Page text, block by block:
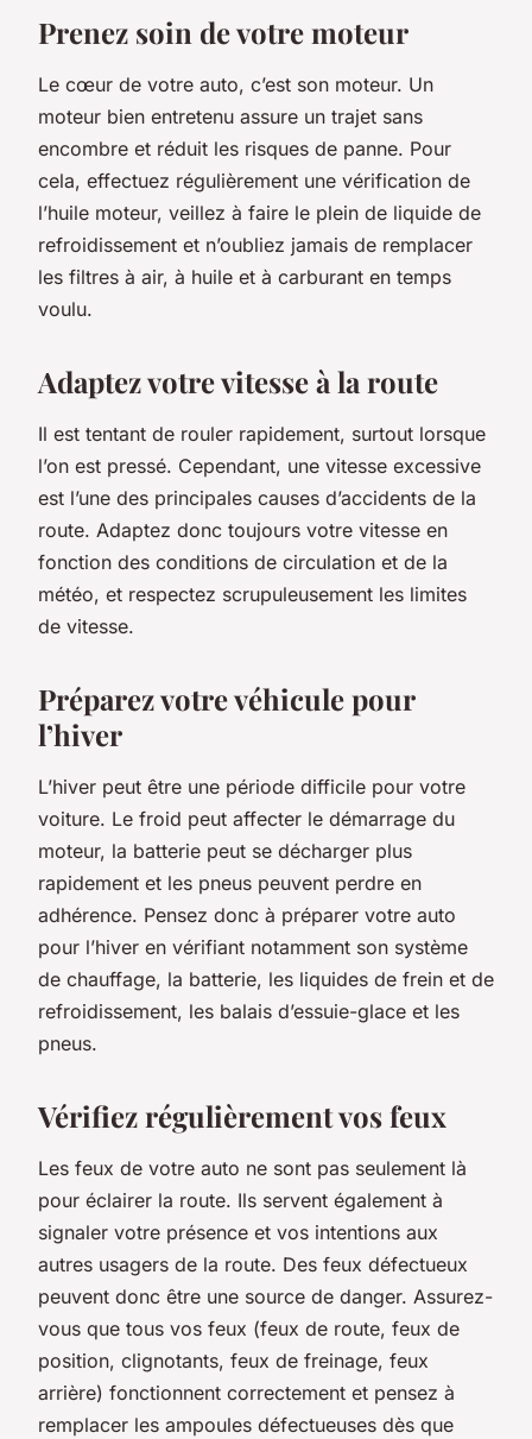
Prenez soin de votre moteur
Le cœur de votre auto, c’est son moteur. Un
moteur bien entretenu assure un trajet sans
encombre et réduit les risques de panne. Pour
cela, effectuez régulièrement une vérification de
l’huile moteur, veillez à faire le plein de liquide de
refroidissement et n’oubliez jamais de remplacer
les filtres à air, à huile et à carburant en temps
voulu.
Adaptez votre vitesse à la route
Il est tentant de rouler rapidement, surtout lorsque
l’on est pressé. Cependant, une vitesse excessive
est l’une des principales causes d’accidents de la
route. Adaptez donc toujours votre vitesse en
fonction des conditions de circulation et de la
météo, et respectez scrupuleusement les limites
de vitesse.
Préparez votre véhicule pour
l’hiver
L’hiver peut être une période difficile pour votre
voiture. Le froid peut affecter le démarrage du
moteur, la batterie peut se décharger plus
rapidement et les pneus peuvent perdre en
adhérence. Pensez donc à préparer votre auto
pour l’hiver en vérifiant notamment son système
de chauffage, la batterie, les liquides de frein et de
refroidissement, les balais d’essuie-glace et les
pneus.
Vérifiez régulièrement vos feux
Les feux de votre auto ne sont pas seulement là
pour éclairer la route. Ils servent également à
signaler votre présence et vos intentions aux
autres usagers de la route. Des feux défectueux
peuvent donc être une source de danger. Assurez-
vous que tous vos feux (feux de route, feux de
position, clignotants, feux de freinage, feux
arrière) fonctionnent correctement et pensez à
remplacer les ampoules défectueuses dès que